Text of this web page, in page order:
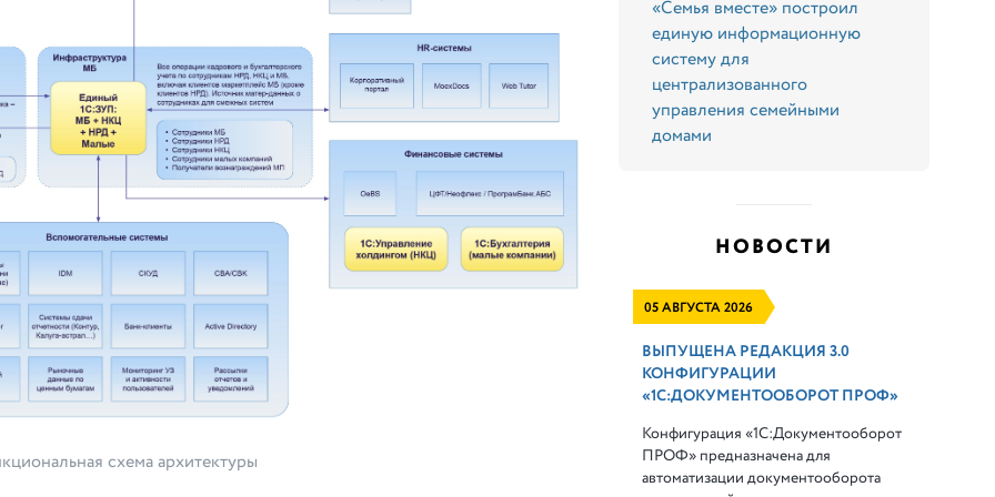
схема архитектуры
«Семья вместе» построил
единую информационную
систему для
централизованного
управления семейными
домами
НОВОСТИ
05 АВГУСТА 2026
ВЫПУЩЕНА РЕДАКЦИЯ 3.0
КОНФИГУРАЦИИ
«1С:ДОКУМЕНТООБОРОТ ПРОФ»
Конфигурация «1С:Документооборот
ПРОФ» предназначена для
автоматизации документооборота